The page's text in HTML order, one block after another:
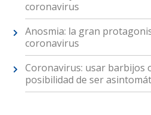
coronavirus
Anosmia: la gran
coronavirus
Coronavirus: usar barbijos
posibilidad de ser